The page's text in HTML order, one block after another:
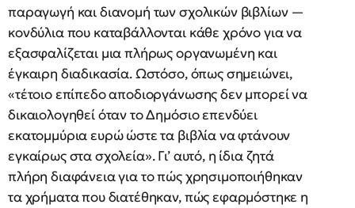
παραγωγή και διανομή των σχολικών βιβλίων —
κονδύλια που καταβάλλονται κάθε χρόνο για να
εξασφαλίζεται μια πλήρως οργανωμένη και
έγκαιρη διαδικασία. Ωστόσο, όπως σημειώνει,
«τέτοιο επίπεδο αποδιοργάνωσης δεν μπορεί να
δικαιολογηθεί όταν το Δημόσιο επενδύει
εκατομμύρια ευρώ ώστε τα βιβλία να φτάνουν
εγκαίρως στα σχολεία». Γι’ αυτό, η ίδια ζητά
πλήρη διαφάνεια για το πώς χρησιμοποιήθηκαν
τα χρήματα που διατέθηκαν, πώς εφαρμόστηκε η